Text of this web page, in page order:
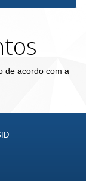
de acordo com a